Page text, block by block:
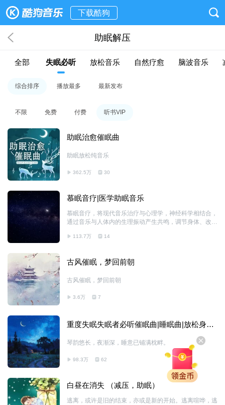
下载酷狗
助眠解压
全部 失眠必听 放松音乐 自然疗愈 脑波音乐
综合排序 播放最多 最新发布
不限 免费 付费 听书VIP
助眠治愈催眠曲
助眠放松纯音乐
362.5万 30
慕眠音疗|医学助眠音乐
慕眠音疗，将现代音乐治疗与心理学，神经科学相结合，
通过音乐与人体内的生理振动产生共鸣，调节身体、改善
和心理状态，达到促进身心健康的效果! 例如：《乡间》
想，具有舒缓精神压力、温润心神的功效。《萤火虫花
吉他为主奏乐器，用偏轻柔的律动和雨木虫鸣等白噪，营
113.7万 14
古风催眠，梦回前朝
古风催眠，梦回前朝
3.6万 7
重度失眠失眠者必听催眠曲|睡眠曲|放松身心|
琴韵悠长，夜渐深，睡意已铺满枕畔。
98.3万 62
白昼在消失 （减压，助眠）
逃离，或许是旧的结束，亦或是新的开始。逃离喧哗，逃